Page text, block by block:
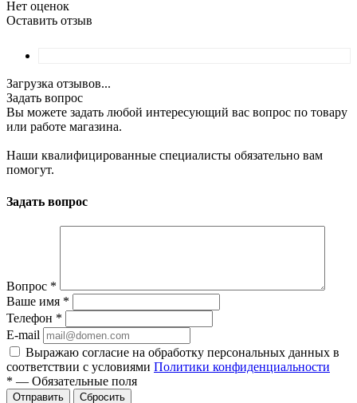
Нет оценок
Оставить отзыв
Загрузка отзывов...
Задать вопрос
Вы можете задать любой интересующий вас вопрос по товару
или работе магазина.
Наши квалифицированные специалисты обязательно вам
помогут.
Задать вопрос
Вопрос *
Ваше имя *
Телефон *
E-mail
Выражаю согласие на обработку персональных данных в
соответствии с условиями Политики конфиденциальности
* — Обязательные поля
Отправить Сбросить